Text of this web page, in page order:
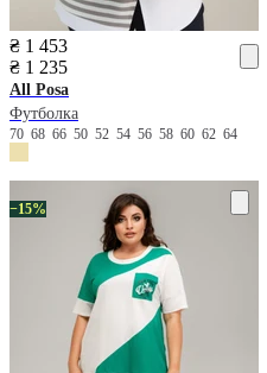
₴ 1 453
₴ 1 235
All Posa
Футболка
70 68 66 50 52 54 56 58 60 62 64
−15%